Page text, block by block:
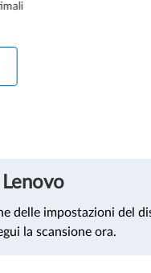
delle impostazioni del
la scansione ora.